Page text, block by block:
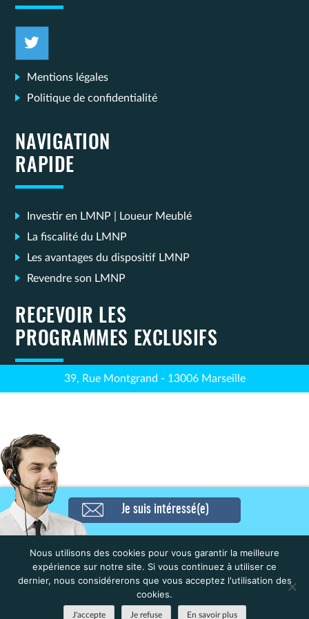
Je suis intéressé(e)
Mentions légales
Politique de confidentialité
NAVIGATION
RAPIDE
Investir en LMNP | Loueur Meublé
La fiscalité du LMNP
Les avantages du dispositif LMNP
Revendre son LMNP
RECEVOIR LES
PROGRAMMES EXCLUSIFS
39, Rue Montgrand - 13006 Marseille
Nous utilisons des cookies pour vous garantir la meilleure
expérience sur notre site. Si vous continuez à utiliser ce
dernier, nous considérerons que vous acceptez l'utilisation des
cookies.
J'accepte Je refuse En savoir plus
Navigation
l’article
Résidence Médicalisée – La Villa
des Poètes (Lna sante) –
Marseille
Résidence Etudiante – Le Quai
(Les belles annees) – Mulhouse